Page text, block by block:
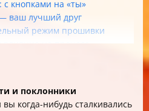
с кнопками на «ты»
ваш лучший друг
режим прошивки
влияние на процесс
инструкция для
не помогает: советы из
и поклонники
вы когда-нибудь сталкивались